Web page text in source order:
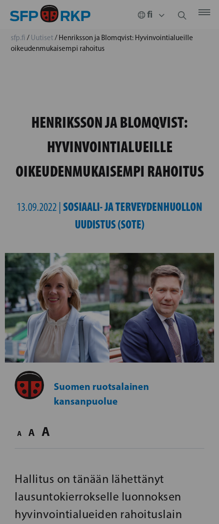
sfp.fi / Uutiset/ Henriksson ja Blomqvist: Hyvinvointialueille
oikeudenmukaisempi rahoitus
HENRIKSSON JA BLOMQVIST:
HYVINVOINTIALUEILLE
OIKEUDENMUKAISEMPI RAHOITUS
13.09.2022 | SOSIAALI- JA TERVEYDENHUOLLON
UUDISTUS (SOTE)
Suomen ruotsalainen
kansanpuolue
A A A
Hallitus on tänään lähettänyt
lausuntokierrokselle luonnoksen
hyvinvointialueiden rahoituslain